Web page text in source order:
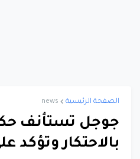
الصفحة الرئيسية news
جوجل تستأنف
بالاحتكار وتؤكد